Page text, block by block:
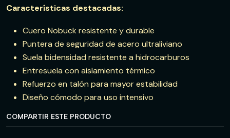
Características destacadas:
Cuero Nobuck resistente y durable
Puntera de seguridad de acero ultraliviano
Suela bidensidad resistente a hidrocarburos
Entresuela con aislamiento térmico
Refuerzo en talón para mayor estabilidad
Diseño cómodo para uso intensivo
COMPARTIR ESTE PRODUCTO